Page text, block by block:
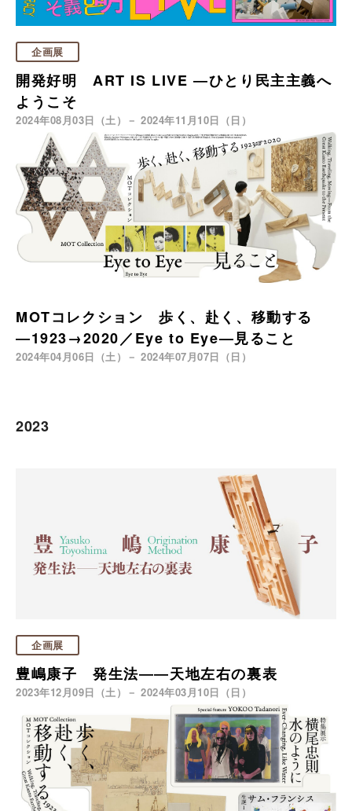
企画展
開発好明 ART IS LIVE ―ひとり民主主義へ
ようこそ
2024年08月03日（土）－ 2024年11月10日（日）
MOTコレクション 歩く、赴く、移動する
―1923→2020／Eye to Eye—見ること
2024年04月06日（土）－ 2024年07月07日（日）
2023
企画展
豊嶋康子 発生法――天地左右の裏表
2023年12月09日（土）－ 2024年03月10日（日）